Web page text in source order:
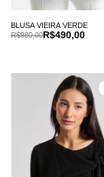
BLUSA VIEIRA VERDE
R$490,00
R$980,00